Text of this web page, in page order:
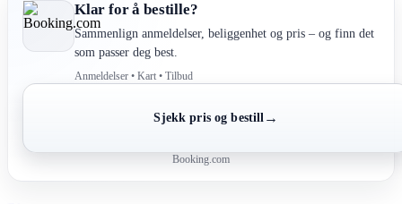
Klar for å bestille?
Sammenlign anmeldelser, beliggenhet og pris – og finn det
som passer deg best.
Anmeldelser • Kart • Tilbud
Sjekk pris og bestill →
Booking.com